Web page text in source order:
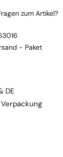
zum Artikel?
- Paket
DE